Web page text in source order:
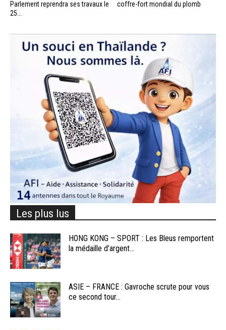
Parlement reprendra ses travaux le
25...
coffre-fort mondial du plomb
Les plus lus
HONG KONG – SPORT : Les Bleus remportent
la médaille d’argent...
ASIE – FRANCE : Gavroche scrute pour vous
ce second tour...